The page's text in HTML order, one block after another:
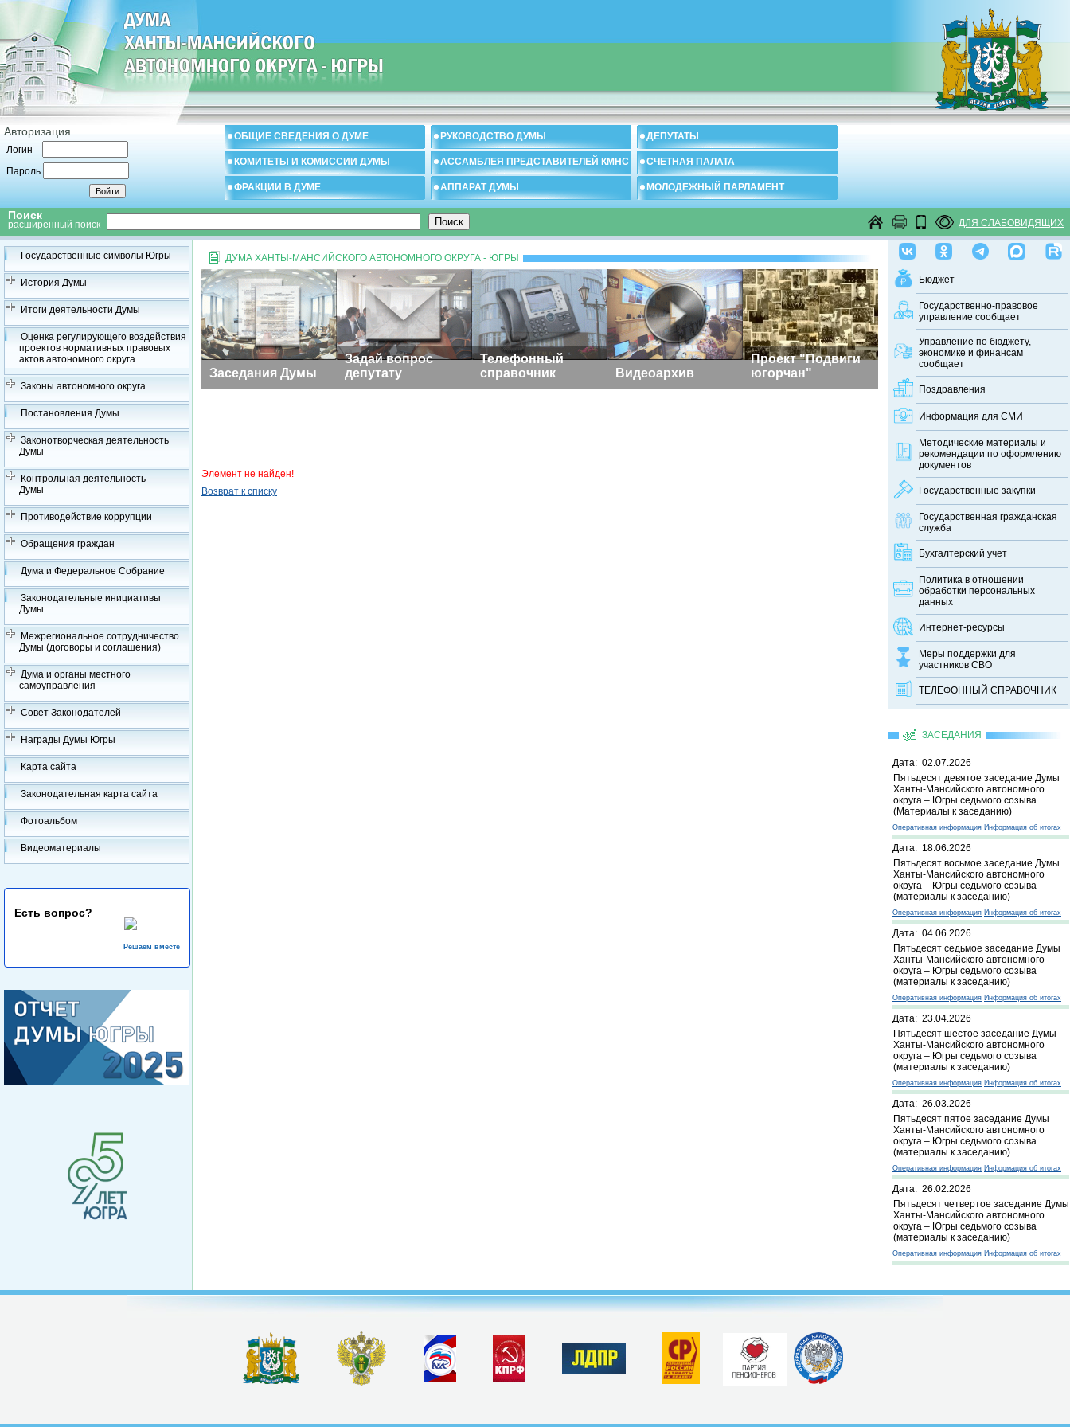
Авторизация
Логин
Пароль
ОБЩИЕ СВЕДЕНИЯ О ДУМЕ РУКОВОДСТВО ДУМЫ ДЕПУТАТЫ
КОМИТЕТЫ И КОМИССИИ ДУМЫ АССАМБЛЕЯ ПРЕДСТАВИТЕЛЕЙ КМНС СЧЕТНАЯ ПАЛАТА
ФРАКЦИИ В ДУМЕ АППАРАТ ДУМЫ МОЛОДЕЖНЫЙ ПАРЛАМЕНТ
Поиск
расширенный поиск ДЛЯ СЛАБОВИДЯЩИХ
Государственные символы Югры
История Думы
Итоги деятельности Думы
Оценка регулирующего воздействия
проектов нормативных правовых
актов автономного округа
Законы автономного округа
Постановления Думы
Законотворческая деятельность
Думы
Контрольная деятельность
Думы
Противодействие коррупции
Обращения граждан
Дума и Федеральное Собрание
Законодательные инициативы
Думы
Межрегиональное сотрудничество
Думы (договоры и соглашения)
Дума и органы местного
самоуправления
Совет Законодателей
Награды Думы Югры
Карта сайта
Законодательная карта сайта
Фотоальбом
Видеоматериалы
Есть вопрос?
Решаем вместе
Бюджет
Государственно-правовое
управление сообщает
Управление по бюджету,
экономике и финансам
сообщает
Поздравления
Информация для СМИ
Методические материалы и
рекомендации по оформлению
документов
Государственные закупки
Государственная гражданская
служба
Бухгалтерский учет
Политика в отношении
обработки персональных
данных
Интернет-ресурсы
Меры поддержки для
участников СВО
ТЕЛЕФОННЫЙ CПРАВОЧНИК
ЗАСЕДАНИЯ
Дата: 02.07.2026
Пятьдесят девятое заседание Думы
Ханты-Мансийского автономного
округа – Югры седьмого созыва
(Материалы к заседанию)
Оперативная информация Информация об итогах
Дата: 18.06.2026
Пятьдесят восьмое заседание Думы
Ханты-Мансийского автономного
округа – Югры седьмого созыва
(материалы к заседанию)
Оперативная информация Информация об итогах
Дата: 04.06.2026
Пятьдесят седьмое заседание Думы
Ханты-Мансийского автономного
округа – Югры седьмого созыва
(материалы к заседанию)
Оперативная информация Информация об итогах
Дата: 23.04.2026
Пятьдесят шестое заседание Думы
Ханты-Мансийского автономного
округа – Югры седьмого созыва
(материалы к заседанию)
Оперативная информация Информация об итогах
Дата: 26.03.2026
Пятьдесят пятое заседание Думы
Ханты-Мансийского автономного
округа – Югры седьмого созыва
(материалы к заседанию)
Оперативная информация Информация об итогах
Дата: 26.02.2026
Пятьдесят четвертое заседание Думы
Ханты-Мансийского автономного
округа – Югры седьмого созыва
(материалы к заседанию)
Оперативная информация Информация об итогах
ДУМА ХАНТЫ-МАНСИЙСКОГО АВТОНОМНОГО ОКРУГА - ЮГРЫ
Заседания Думы
Задай вопрос
депутату
Телефонный
справочник
Видеоархив
Проект "Подвиги
югорчан"
Элемент не найден!
Возврат к списку